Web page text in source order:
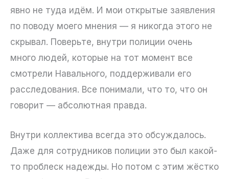
явно не туда идём. И мои открытые заявления
по поводу моего мнения — я никогда этого не
скрывал. Поверьте, внутри полиции очень
много людей, которые на тот момент все
смотрели Навального, поддерживали его
расследования. Все понимали, что то, что он
говорит — абсолютная правда.
Внутри коллектива всегда это обсуждалось.
Даже для сотрудников полиции это был какой-
то проблеск надежды. Но потом с этим жёстко